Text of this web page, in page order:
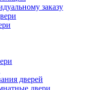
заказу
дверей
двери